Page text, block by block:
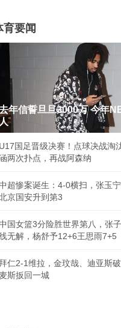
育要闻
年信誓旦旦3000万 今年
U17国足晋级决赛！点球决战淘
两次扑点，再战阿森纳
超惨案诞生：4-0横扫，张玉宁
京国安升到第3
国女篮3分险胜世界第八，张
无解，杨舒予12+6王思雨7+5
拜仁2-1维拉，金玟哉、迪亚斯
麦斯扳回一城